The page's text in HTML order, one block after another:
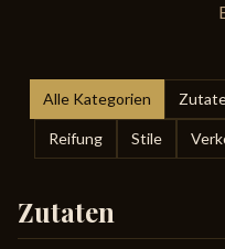
Alle Kategorien
Reifung Stile
Zutaten